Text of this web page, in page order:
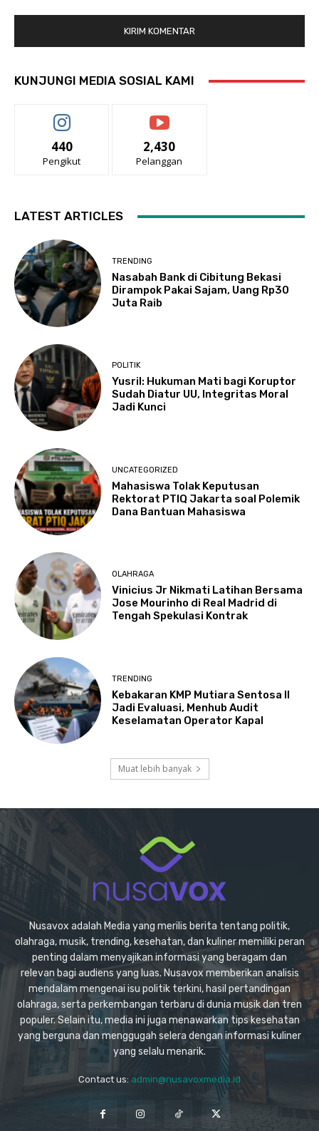
KUNJUNGI MEDIA SOSIAL KAMI
440
Pengikut
2,430
Pelanggan
LATEST ARTICLES
TRENDING
Nasabah Bank di Cibitung Bekasi
Dirampok Pakai Sajam, Uang Rp30
Juta Raib
POLITIK
Yusril: Hukuman Mati bagi Koruptor
Sudah Diatur UU, Integritas Moral
Jadi Kunci
UNCATEGORIZED
Mahasiswa Tolak Keputusan
Rektorat PTIQ Jakarta soal Polemik
Dana Bantuan Mahasiswa
OLAHRAGA
Vinicius Jr Nikmati Latihan Bersama
Jose Mourinho di Real Madrid di
Tengah Spekulasi Kontrak
TRENDING
Kebakaran KMP Mutiara Sentosa II
Jadi Evaluasi, Menhub Audit
Keselamatan Operator Kapal
Muat lebih banyak
Nusavox adalah Media yang merilis berita tentang politik,
olahraga, musik, trending, kesehatan, dan kuliner memiliki peran
penting dalam menyajikan informasi yang beragam dan
relevan bagi audiens yang luas. Nusavox memberikan analisis
mendalam mengenai isu politik terkini, hasil pertandingan
olahraga, serta perkembangan terbaru di dunia musik dan tren
populer. Selain itu, media ini juga menawarkan tips kesehatan
yang berguna dan menggugah selera dengan informasi kuliner
yang selalu menarik.
Contact us: admin@nusavoxmedia.id